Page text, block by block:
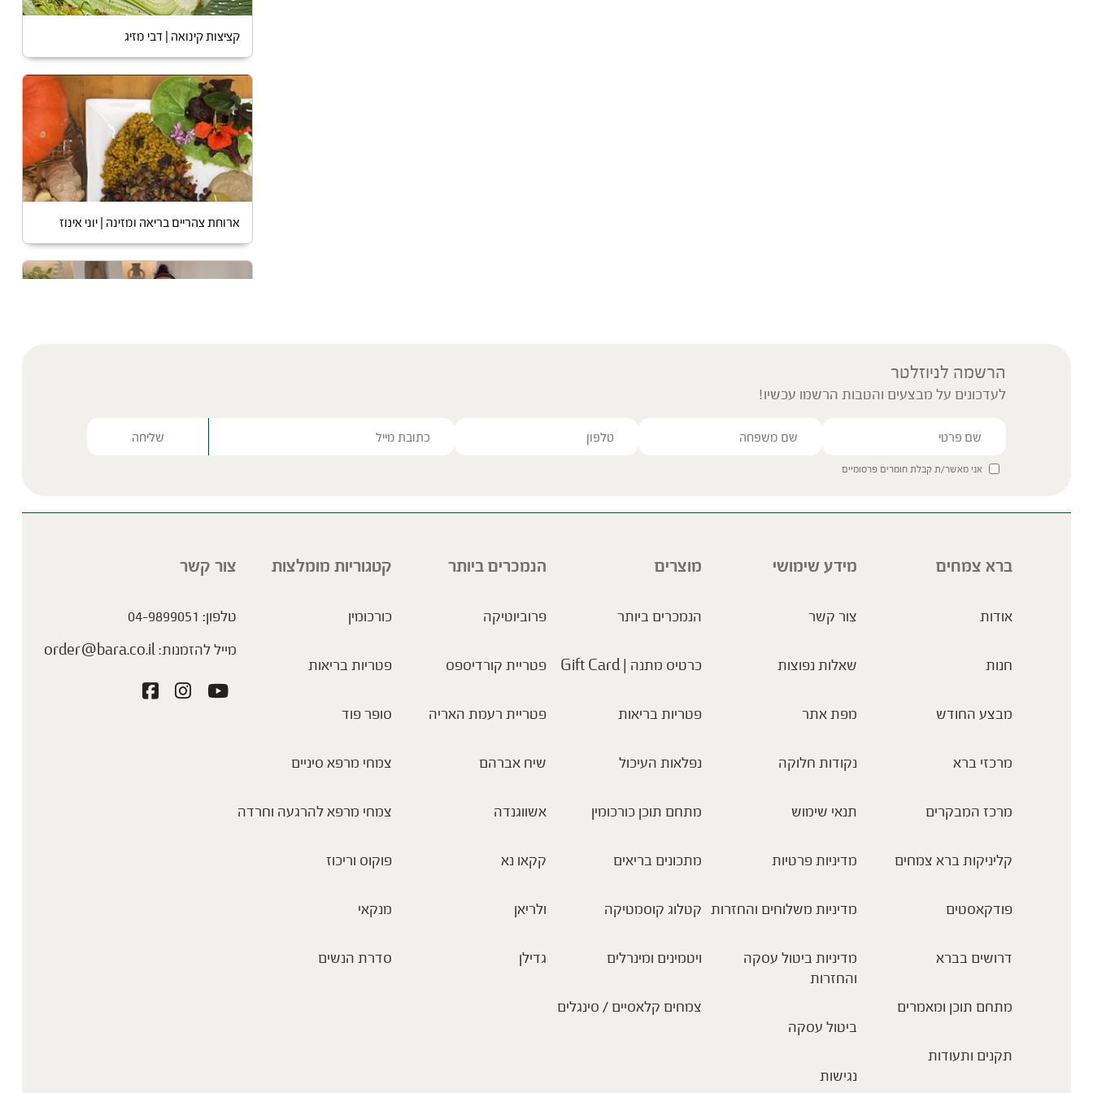
קציצות קינואה | דבי מזיג
ארוחת צהריים בריאה ומזינה | יוני אינוז
הרשמה לניוזלטר
לעדכונים על מבצעים והטבות הרשמו עכשיו!
אני מאשר/ת קבלת חומרים פרסומיים
ברא צמחים
אודות
חנות
מבצע החודש
מרכזי ברא
מרכז המבקרים
קליניקות ברא צמחים
פודקאסטים
דרושים בברא
מתחם תוכן ומאמרים
תקנים ותעודות
מידע שימושי
צור קשר
שאלות נפוצות
מפת אתר
נקודות חלוקה
תנאי שימוש
מדיניות פרטיות
מדיניות משלוחים והחזרות
מדיניות ביטול עסקה
והחזרות
ביטול עסקה
נגישות
מוצרים
הנמכרים ביותר
כרטיס מתנה | Gift Card
פטריות בריאות
נפלאות העיכול
מתחם תוכן כורכומין
מתכונים בריאים
קטלוג קוסמטיקה
ויטמינים ומינרלים
צמחים קלאסיים / סינגלים
הנמכרים ביותר
פרוביוטיקה
פטריית קורדיספס
פטריית רעמת האריה
שיח אברהם
אשווגנדה
קקאו נא
ולריאן
גדילן
קטגוריות מומלצות
כורכומין
פטריות בריאות
סופר פוד
צמחי מרפא סיניים
צמחי מרפא להרגעה וחרדה
פוקוס וריכוז
מנקאי
סדרת הנשים
צור קשר
טלפון: 04-9899051
מייל להזמנות:order@bara.co.il